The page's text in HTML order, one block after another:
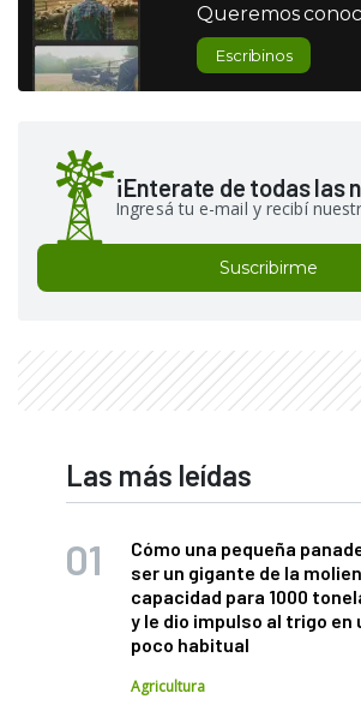
Queremos
Escribinos
¡Enterate de todas las
Ingresá tu e-mail y recibí
Suscribirme
Las más leídas
Cómo una pequeña
ser un gigante de la
capacidad para 1000
y le dio impulso al trigo en
poco habitual
Agricultura